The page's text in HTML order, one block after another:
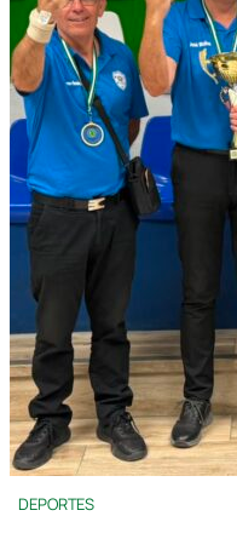
DEPORTES